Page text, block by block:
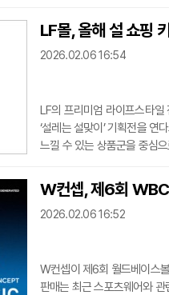
구하며, 가격대는 실속 있는
될 예정이다. 구성 품목은 니
를 통
LF몰, 올해 설 쇼핑
2026.02.06 16:54
LF의 프리미엄 라이프스타일
‘설레는 설맞이’ 기획전을
느낄 수 있는 상품군을 중심
연휴 여행 등 명절 기간의 다
물 아이템으로는 지갑과 가
가
W컨셉, 제6회 WBC
2026.02.06 16:52
W컨셉이 제6회 월드베이스
판매는 최근 스포츠웨어와